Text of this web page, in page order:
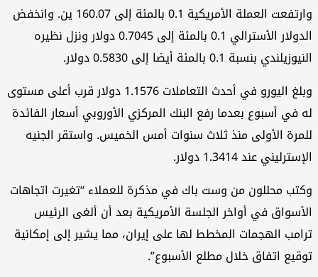
وارتفعت العملة ‌الأمريكية 0.1 بالمئة إلى 160.07 ين. وانخفض
الدولار الأسترالي 0.1 بالمئة إلى 0.7045 دولار ونزل نظيره
بنسبة 0.1 بالمئة أيضا إلى 0.5830 دولار.
وبلغ اليورو في أحدث التعاملات 1.1576 دولار ​قرب أعلى مستوى
في أسبوع بعدما رفع البنك المركزي الأوروبي أسعار ​الفائدة
الأولى منذ ثلاث سنوات أمس الخميس. واستقر الجنيه
عند 1.3414 دولار.
محللون من وست باك في مذكرة للعملاء “تغيرت اتجاهات
​في أواخر الجلسة الأمريكية بعد أن ألغى الرئيس
الهجمات المخطط لها على ​إيران، مما يشير إلى إمكانية
اتفاق خلال مطلع الأسبوع”.